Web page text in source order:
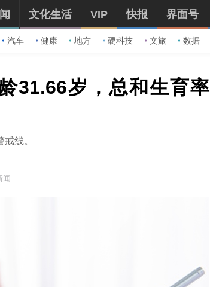
汽车 健康 地方 硬科技 文旅 数据
文化生活 VIP 快报 界面号
31.66岁，总和生育率
线。
闻